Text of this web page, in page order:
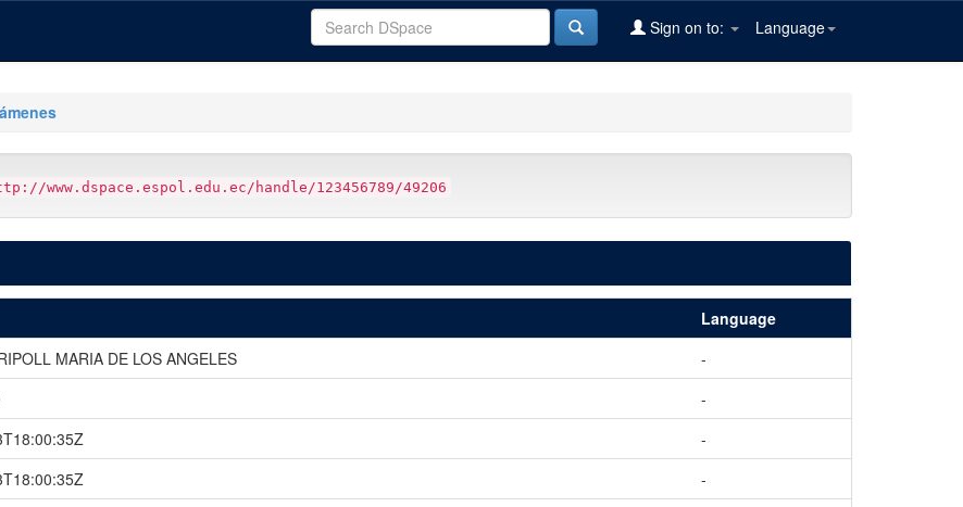
Language
Sign on to:
www.dspace.espol.edu.ec/handle/123456789/49206
Language
MARIA DE LOS ANGELES
-
-
-
-